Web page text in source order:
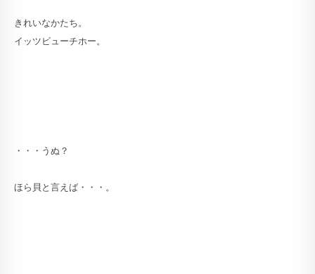
きれいなかたち。
イッツビューチホー。
・・・うぬ？
ほら貝と言えば・・・。